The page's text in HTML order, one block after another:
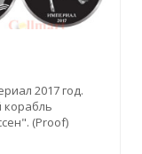
2017 год.
корабль
(Proof)